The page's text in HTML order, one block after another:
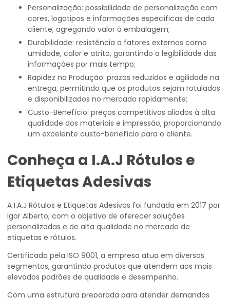
Personalização: possibilidade de personalização com
cores, logotipos e informações específicas de cada
cliente, agregando valor à embalagem;
Durabilidade: resistência a fatores externos como
umidade, calor e atrito, garantindo a legibilidade das
informações por mais tempo;
Rapidez na Produção: prazos reduzidos e agilidade na
entrega, permitindo que os produtos sejam rotulados
e disponibilizados no mercado rapidamente;
Custo-Benefício: preços competitivos aliados à alta
qualidade dos materiais e impressão, proporcionando
um excelente custo-benefício para o cliente.
Conheça a I.A.J Rótulos e
Etiquetas Adesivas
A I.A.J Rótulos e Etiquetas Adesivas foi fundada em 2017 por
Igor Alberto, com o objetivo de oferecer soluções
personalizadas e de alta qualidade no mercado de
etiquetas e rótulos.
Certificada pela ISO 9001, a empresa atua em diversos
segmentos, garantindo produtos que atendem aos mais
elevados padrões de qualidade e desempenho.
Com uma estrutura preparada para atender demandas